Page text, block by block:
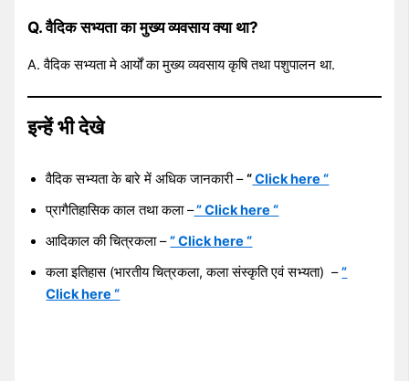
Q.वैदिक सभ्यता का मुख्य व्यवसाय क्या था?
A. वैदिक सभ्यता मे आर्यों का मुख्य व्यवसाय कृषि तथा पशुपालन था.
इन्हें भी देखे
वैदिक सभ्यता के बारे में अधिक जानकारी –“Click here “
प्रागैतिहासिक काल तथा कला –” Click here “
आदिकाल की चित्रकला –” Click here “
कला इतिहास (भारतीय चित्रकला, कला संस्कृति एवं सभ्यता) –”
Click here “